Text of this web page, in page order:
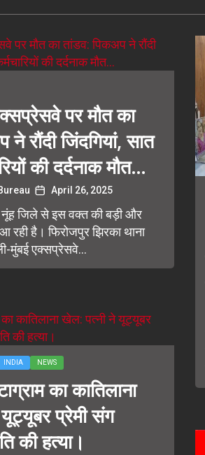
पर मौत का
रौंदी जिंदगियां, सात
की दर्दनाक मौत…
April 26, 2025
नूंह जिले से इस वक्त की बड़ी और
रही है। फिरोजपुर झिरका थाना
मुंबई एक्सप्रेसवे...
INDIA NEWS
का कातिलाना
प्रेमी संग
की हत्या।